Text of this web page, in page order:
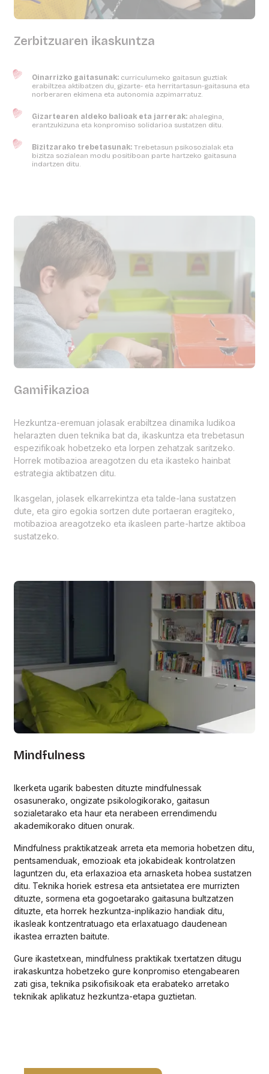
Zerbitzuaren ikaskuntza
Oinarrizko gaitasunak: curriculumeko gaitasun guztiak
erabiltzea aktibatzen du, gizarte- eta herritartasun-gaitasuna eta
norberaren ekimena eta autonomia azpimarratuz.
Gizartearen aldeko balioak eta jarrerak: ahalegina,
erantzukizuna eta konpromiso solidarioa sustatzen ditu.
Bizitzarako trebetasunak: Trebetasun psikosozialak eta
bizitza sozialean modu positiboan parte hartzeko gaitasuna
indartzen ditu.
Gamifikazioa
Hezkuntza-eremuan jolasak erabiltzea dinamika ludikoa
helarazten duen teknika bat da, ikaskuntza eta trebetasun
espezifikoak hobetzeko eta lorpen zehatzak saritzeko.
Horrek motibazioa areagotzen du eta ikasteko hainbat
estrategia aktibatzen ditu.
Ikasgelan, jolasek elkarrekintza eta talde-lana sustatzen
dute, eta giro egokia sortzen dute portaeran eragiteko,
motibazioa areagotzeko eta ikasleen parte-hartze aktiboa
sustatzeko.
Mindfulness
Ikerketa ugarik babesten dituzte mindfulnessak
osasunerako, ongizate psikologikorako, gaitasun
sozialetarako eta haur eta nerabeen errendimendu
akademikorako dituen onurak.
Mindfulness praktikatzeak arreta eta memoria hobetzen ditu,
pentsamenduak, emozioak eta jokabideak kontrolatzen
laguntzen du, eta erlaxazioa eta arnasketa hobea sustatzen
ditu. Teknika horiek estresa eta antsietatea ere murrizten
dituzte, sormena eta gogoetarako gaitasuna bultzatzen
dituzte, eta horrek hezkuntza-inplikazio handiak ditu,
ikasleak kontzentratuago eta erlaxatuago daudenean
ikastea errazten baitute.
Gure ikastetxean, mindfulness praktikak txertatzen ditugu
irakaskuntza hobetzeko gure konpromiso etengabearen
zati gisa, teknika psikofisikoak eta erabateko arretako
teknikak aplikatuz hezkuntza-etapa guztietan.